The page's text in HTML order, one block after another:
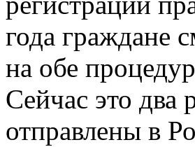
года граждане
на обе
Сейчас это два
отправлены в